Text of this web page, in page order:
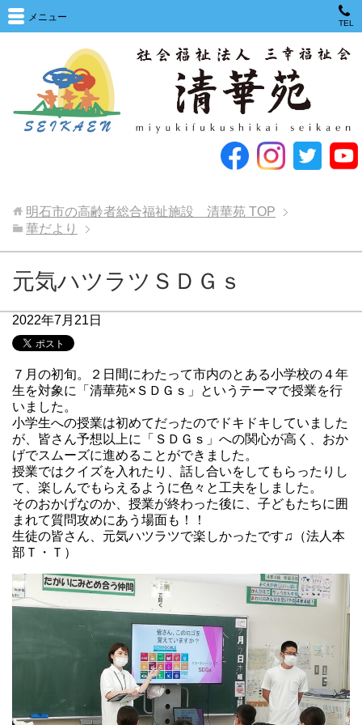
メニュー
TEL
明石市の高齢者総合福祉施設 清華苑 TOP
華だより
元気ハツラツＳＤＧｓ
2022年7月21日
７月の初旬。２日間にわたって市内のとある小学校の４年
生を対象に「清華苑×ＳＤＧｓ」というテーマで授業を行
いました。
小学生への授業は初めてだったのでドキドキしていました
が、皆さん予想以上に「ＳＤＧｓ」への関心が高く、おか
げでスムーズに進めることができました。
授業ではクイズを入れたり、話し合いをしてもらったりし
て、楽しんでもらえるように色々と工夫をしました。
そのおかげなのか、授業が終わった後に、子どもたちに囲
まれて質問攻めにあう場面も！！
生徒の皆さん、元気ハツラツで楽しかったです♫（法人本
部Ｔ・Ｔ）